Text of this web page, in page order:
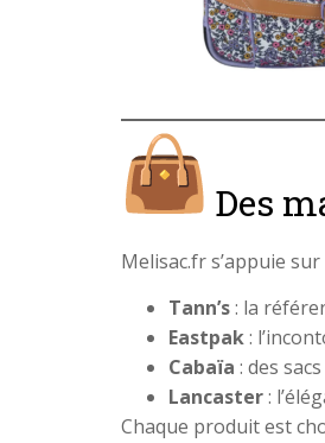
Des
Melisac.fr s’appuie
Tann’s: la
Eastpak:
Cabaïa : des
Lancaster:
Chaque produit est